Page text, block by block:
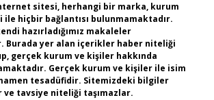
sitesi, herhangi bir marka, kurum
ile hiçbir bağlantısı bulunmamaktadır.
hazırladığımız makaleler
Burada yer alan içerikler haber niteliği
gerçek kurum ve kişiler hakkında
Gerçek kurum ve kişiler ile isim
tesadüfidir. Sitemizdeki bilgiler
tavsiye niteliği taşımazlar.